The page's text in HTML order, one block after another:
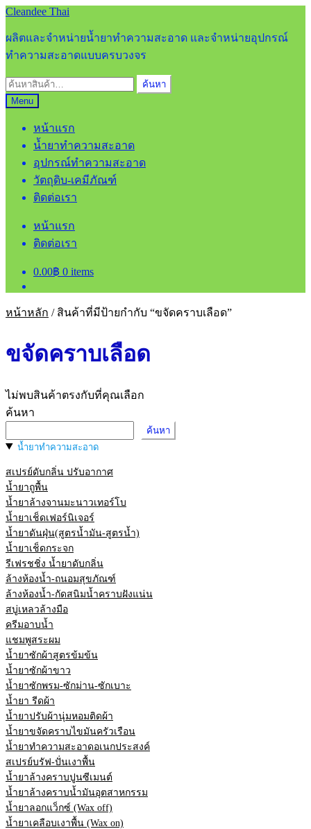
Skip
navigation
Skip
content
Cleandee Thai
ผลิตและจำหน่ายน้ำยาทำความสะอาด และจำหน่ายอุปกรณ์
ทำความสะอาดแบบครบวงจร
ค้นหา:
ค้นหา
Menu
หน้าแรก
น้ำยาทำความสะอาด
อุปกรณ์ทำความสะอาด
วัตถุดิบ-เคมีภัณฑ์
ติดต่อเรา
หน้าแรก
ติดต่อเรา
0.00฿ 0 items
หน้าหลัก / สินค้าที่มีป้ายกำกับ “ขจัดคราบเลือด”
ขจัดคราบเลือด
ไม่พบสินค้าตรงกับที่คุณเลือก
ค้นหา
ค้นหา
น้ำยาทำความสะอาด
สเปรย์ดับกลิ่น ปรับอากาศ
น้ำยาถูพื้น
น้ำยาล้างจานมะนาวเทอร์โบ
น้ำยาเช็ดเฟอร์นิเจอร์
น้ำยาดันฝุ่น(สูตรน้ำมัน-สูตรน้ำ)
น้ำยาเช็ดกระจก
รีเฟรชชิ่ง น้ำยาดับกลิ่น
ล้างห้องน้ำ-ถนอมสุขภัณฑ์
ล้างห้องน้ำ-กัดสนิมน้ำคราบฝังแน่น
สบู่เหลวล้างมือ
ครีมอาบน้ำ
แชมพูสระผม
น้ำยาซักผ้าสูตรข้มข้น
น้ำยาซักผ้าขาว
น้ำยาซักพรม-ซักม่าน-ซักเบาะ
น้ำยา รีดผ้า
น้ำยาปรับผ้านุ่มหอมติดผ้า
น้ำยาขจัดคราบไขมันครัวเรือน
น้ำยาทำความสะอาดอเนกประสงค์
สเปรย์บรัฟ-ปั่นเงาพื้น
น้ำยาล้างคราบปูนซีเมนต์
น้ำยาล้างคราบน้ำมันอุตสาหกรรม
น้ำยาลอกแว็กซ์ (Wax off)
น้ำยาเคลือบเงาพื้น (Wax on)